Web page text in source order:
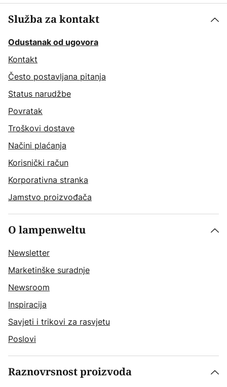
Služba za kontakt
Odustanak od ugovora
Kontakt
Često postavljana pitanja
Status narudžbe
Povratak
Troškovi dostave
Načini plaćanja
Korisnički račun
Korporativna stranka
Jamstvo proizvođača
O lampenweltu
Newsletter
Marketinške suradnje
Newsroom
Inspiracija
Savjeti i trikovi za rasvjetu
Poslovi
Raznovrsnost proizvoda